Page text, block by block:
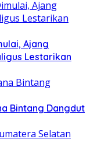
Ajang
Lestarikan
Bintang Dangdut